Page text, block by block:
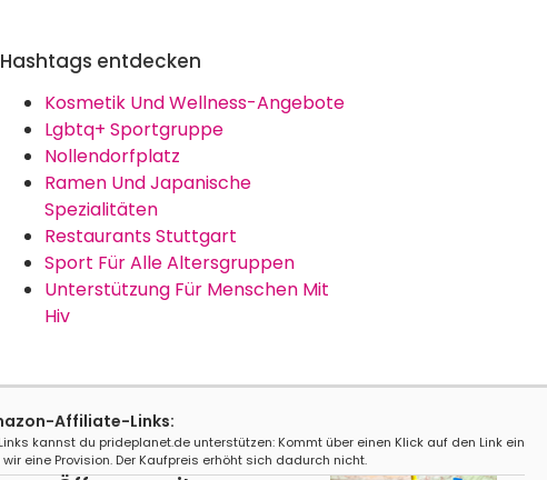
Hashtags entdecken
Kosmetik Und Wellness-Angebote
Lgbtq+ Sportgruppe
Nollendorfplatz
Ramen Und Japanische
Spezialitäten
Restaurants Stuttgart
Sport Für Alle Altersgruppen
Unterstützung Für Menschen Mit
Hiv
Affiliate-Links:
kannst du prideplanet.de unterstützen: Kommt über einen Klick auf den Link ein
eine Provision. Der Kaufpreis erhöht sich dadurch nicht.